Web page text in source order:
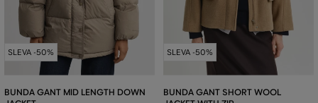
SLEVA -50%
BUNDA GANT MID LENGTH DOWN
SLEVA -50%
BUNDA GANT SHORT WOOL